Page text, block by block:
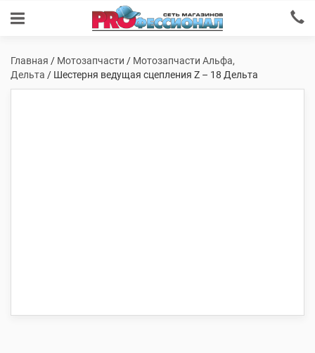
Главная / Мотозапчасти / Мотозапчасти Альфа,
Дельта / Шестерня ведущая сцепления Z – 18 Дельта